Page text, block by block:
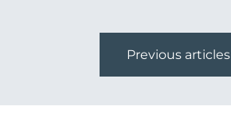
Previous articles